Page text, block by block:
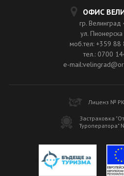
ОФИС
гр. Велинград
ул.
моб.тел: +359 88
тел.: 0700
e-
Лиценз №
Застраховка
Туроператора"